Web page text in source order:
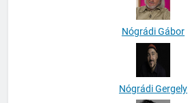
Nógrádi Gábor
Nógrádi Gergely